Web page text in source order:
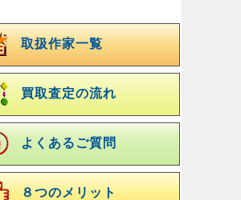
取扱作家一覧
買取査定の流れ
よくあるご質問
８つのメリット